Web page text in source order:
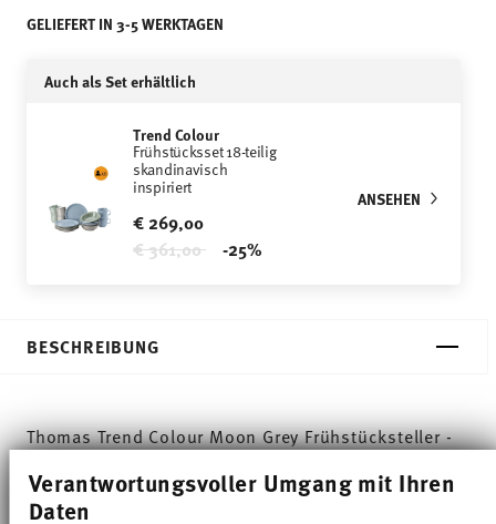
Verantwortungsvoller Umgang mit Ihren
Daten
GELIEFERT IN 3-5 WERKTAGEN
Auch als Set erhältlich
Trend Colour
Frühstücksset 18-teilig
skandinavisch
inspiriert
€ 269,00
Price reduced from
€ 361,00to -25%
ANSEHEN
BESCHREIBUNG
Thomas Trend Colour Moon Grey Frühstücksteller -
Rund - Ø 20,0 cm - h 2,3 cm, Porzellan